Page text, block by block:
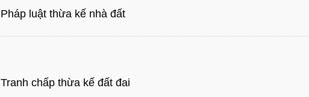
Pháp luật thừa kế nhà đất
Tranh chấp thừa kế đất đai